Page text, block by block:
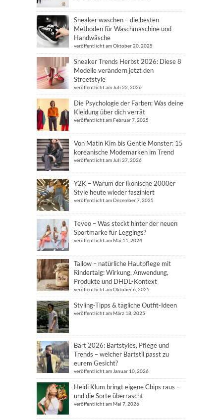
Sneaker waschen – die besten
Methoden für Waschmaschine und
Handwäsche
veröffentlicht am Oktober 20, 2025
Sneaker Trends Herbst 2026: Diese 8
Modelle verändern jetzt den
Streetstyle
veröffentlicht am Juli 22, 2026
Die Psychologie der Farben: Was deine
Kleidung über dich verrät
veröffentlicht am Februar 7, 2025
Von Matin Kim bis Gentle Monster: 15
koreanische Modemarken im Trend
veröffentlicht am Juli 27, 2026
Y2K – Warum der ikonische 2000er
Style heute wieder fasziniert
veröffentlicht am Dezember 7, 2025
Teveo – Was steckt hinter der neuen
Sportmarke für Leggings?
veröffentlicht am Mai 11, 2024
Tallow – natürliche Hautpflege mit
Rindertalg: Wirkung, Anwendung,
Produkte und DHDL-Kontext
veröffentlicht am Oktober 6, 2025
Styling-Tipps & tägliche Outfit-Ideen
veröffentlicht am März 18, 2025
Bart 2026: Bartstyles, Pflege und
Trends – welcher Bartstil passt zu
eurem Gesicht?
veröffentlicht am Januar 10, 2026
Heidi Klum bringt eigene Chips raus –
und die Sorte überrascht
veröffentlicht am Mai 7, 2026